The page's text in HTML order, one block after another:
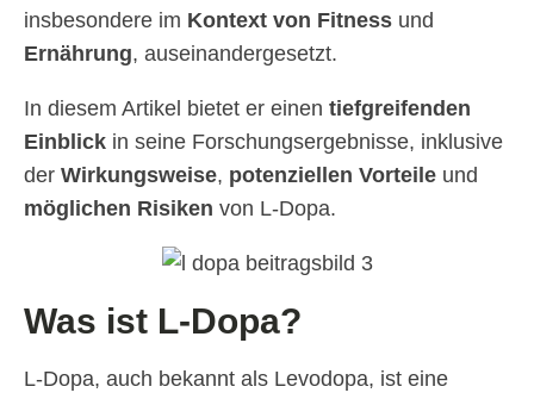
insbesondere im Kontext von Fitness und
Ernährung, auseinandergesetzt.
In diesem Artikel bietet er einen tiefgreifenden
Einblick in seine Forschungsergebnisse, inklusive
der Wirkungsweise, potenziellen Vorteile und
möglichen Risiken von L-Dopa.
Was ist L-Dopa?
L-Dopa, auch bekannt als Levodopa, ist eine